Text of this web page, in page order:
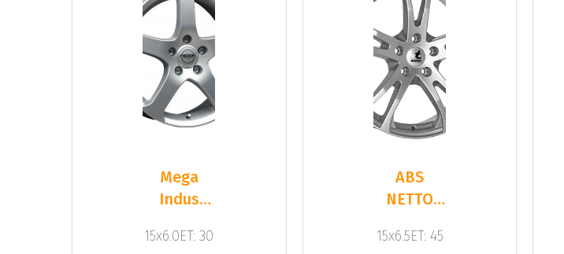
Mega
Indus
Silver
15x6.0ET: 30
ABS
NETTO
15x6.5ET: 45